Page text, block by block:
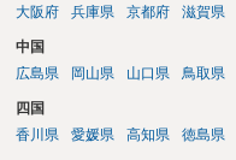
大阪府
兵庫県 京都府 滋賀県
中国
広島県
岡山県 山口県 鳥取県
四国
香川県
愛媛県 高知県 徳島県